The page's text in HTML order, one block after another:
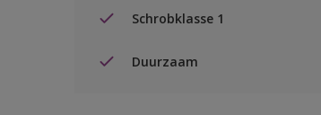
Schrobklasse 1
Duurzaam